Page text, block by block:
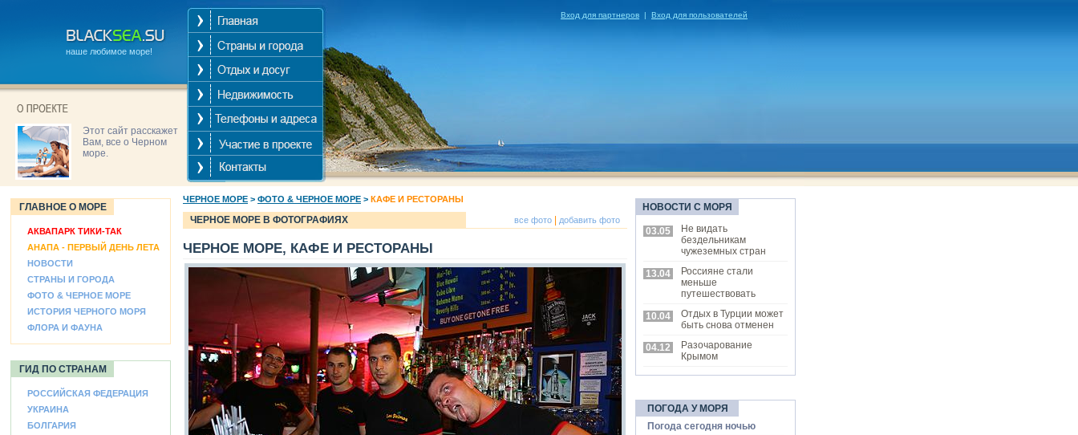
наше любимое море!
Этот сайт расскажет
Вам, все о Черном
море.
Вход для партнеров | Вход для пользователей
ГЛАВНОЕ О МОРЕ
АКВАПАРК ТИКИ-ТАК
АНАПА - ПЕРВЫЙ ДЕНЬ ЛЕТА
НОВОСТИ
СТРАНЫ И ГОРОДА
ФОТО & ЧЕРНОЕ МОРЕ
ИСТОРИЯ ЧЕРНОГО МОРЯ
ФЛОРА И ФАУНА
ГИД ПО СТРАНАМ
РОССИЙСКАЯ ФЕДЕРАЦИЯ
УКРАИНА
БОЛГАРИЯ
ЧЕРНОЕ МОРЕ > ФОТО & ЧЕРНОЕ МОРЕ > КАФЕ И РЕСТОРАНЫ
ЧЕРНОЕ МОРЕ В ФОТОГРАФИЯХ все фото добавить фото
ЧЕРНОЕ МОРЕ, КАФЕ И РЕСТОРАНЫ
НОВОСТИ С МОРЯ
03.05
Не видать
бездельникам
чужеземных стран
13.04
Россияне стали
меньше
путешествовать
10.04
Отдых в Турции может
быть снова отменен
04.12
Разочарование
Крымом
ПОГОДА У МОРЯ
Погода сегодня ночью